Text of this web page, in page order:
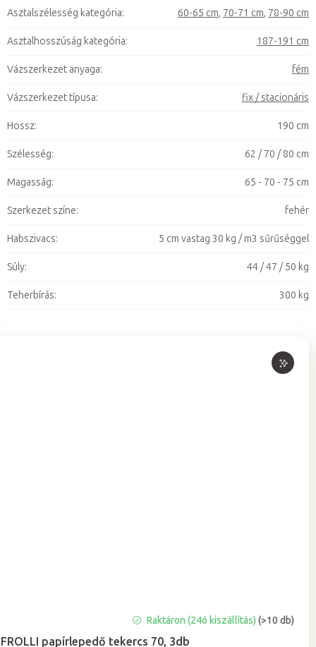
FROLLI papírlepedő tekercs 70, 3db
Raktáron (24ó kiszállítás)(>10 db)
Asztalszélesség kategória: 60-65 cm, 70-71 cm, 78-90 cm
Asztalhosszúság kategória: 187-191 cm
Vázszerkezet anyaga: fém
Vázszerkezet típusa: fix / stacionáris
Hossz: 190 cm
Szélesség: 62 / 70 / 80 cm
Magasság: 65 - 70 - 75 cm
Szerkezet színe: fehér
Habszivacs: 5 cm vastag 30 kg / m3 sűrűséggel
Súly: 44 / 47 / 50 kg
Teherbírás: 300 kg